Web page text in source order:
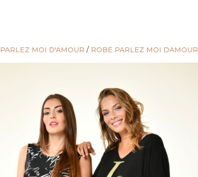
PARLEZ MOI D'AMOUR / ROBE PARLEZ MOI DAMOUR